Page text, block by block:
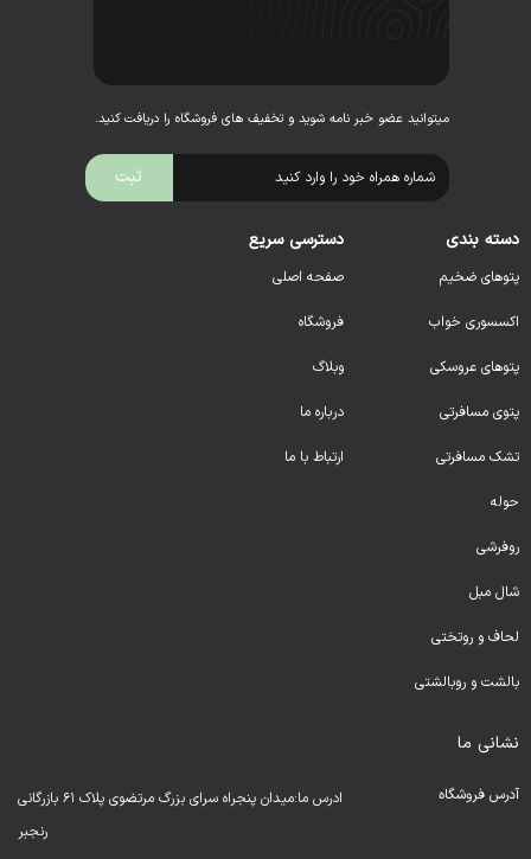
میتوانید عضو خبر نامه شوید و تخفیف های فروشگاه را دریافت کنید.
دسته بندی
پتوهای ضخیم
اکسسوری خواب
پتوهای عروسکی
پتوی مسافرتی
تشک مسافرتی
حوله
روفرشی
شال مبل
لحاف و روتختی
بالشت و روبالشتی
دسترسی سریع
صفحه اصلی
فروشگاه
وبلاگ
درباره ما
ارتباط با ما
نشانی ما
آدرس فروشگاه
ادرس ما:میدان پنجراه سرای بزرگ مرتضوی پلاک ۶۱ بازرگانی
رنجبر